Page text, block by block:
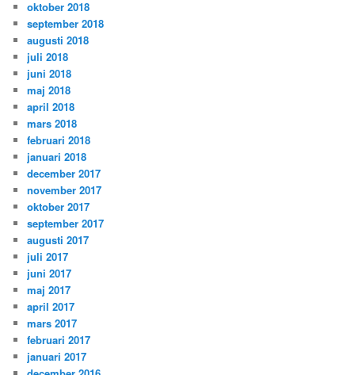
oktober 2018
september 2018
augusti 2018
juli 2018
juni 2018
maj 2018
april 2018
mars 2018
februari 2018
januari 2018
december 2017
november 2017
oktober 2017
september 2017
augusti 2017
juli 2017
juni 2017
maj 2017
april 2017
mars 2017
februari 2017
januari 2017